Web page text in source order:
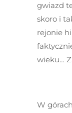
gwiazd
skoro i
rejonie
wieku…
W